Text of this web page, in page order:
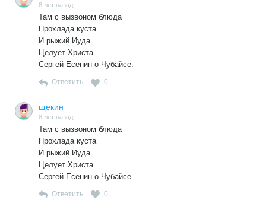
8 лет назад
Там с вызвоном блюда
Прохлада куста
И рыжий Иуда
Целует Христа.
Сергей Есенин о Чубайсе.
Ответить 0
щекин
8 лет назад
Там с вызвоном блюда
Прохлада куста
И рыжий Иуда
Целует Христа.
Сергей Есенин о Чубайсе.
Ответить 0